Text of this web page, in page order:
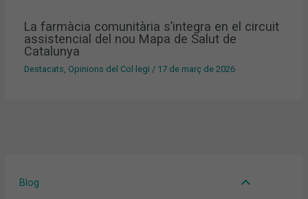
Blog
La farmàcia comunitària s’integra en el circuit
assistencial del nou Mapa de Salut de
Catalunya
Destacats Opinions del Col·legi / 17 de març de 2026